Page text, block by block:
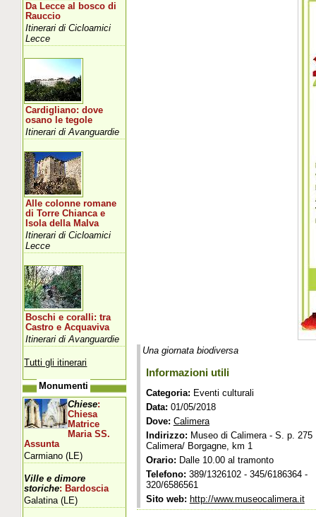
Una giornata biodiversa
Informazioni utili
Categoria: Eventi culturali
Data: 01/05/2018
Dove: Calimera
Indirizzo: Museo di Calimera - S. p. 275
Calimera/ Borgagne, km 1
Orario: Dalle 10.00 al tramonto
Telefono: 389/1326102 - 345/6186364 -
320/6586561
Sito web: http://www.museocalimera.it
Da Lecce al bosco di
Rauccio
Itinerari di Cicloamici
Lecce
Cardigliano: dove
osano le tegole
Itinerari di Avanguardie
Alle colonne romane
di Torre Chianca e
Isola della Malva
Itinerari di Cicloamici
Lecce
Boschi e coralli: tra
Castro e Acquaviva
Itinerari di Avanguardie
Tutti gli itinerari
Monumenti
Chiese:
Chiesa
Matrice
Maria SS.
Assunta
Carmiano (LE)
Ville e dimore
storiche: Bardoscia
Galatina (LE)